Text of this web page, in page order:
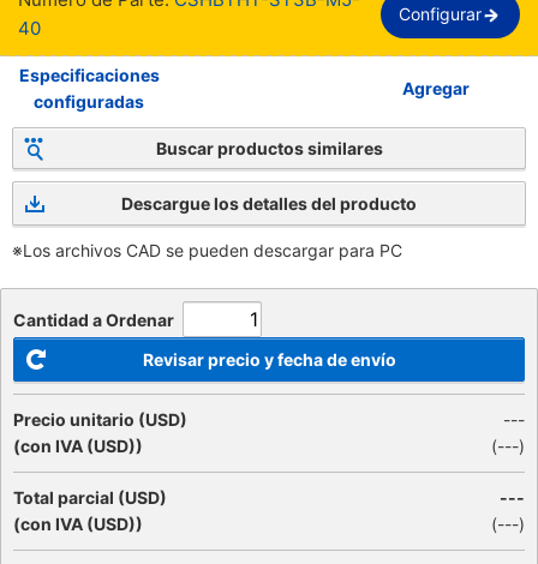
40
Configurar
Especificaciones
configuradas
Agregar
Buscar productos similares
Descargue los detalles del producto
※Los archivos CAD se pueden descargar para PC
Cantidad a Ordenar
Revisar precio y fecha de envío
Precio unitario (USD)
(con IVA (USD))
---
(---)
Total parcial (USD)
(con IVA (USD))
---
(---)